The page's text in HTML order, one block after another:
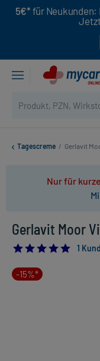
5€* für Neukunden:
Tagescreme / Gerlavit
Nur für
Gerlavit Moor
5.01
-15%*